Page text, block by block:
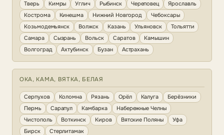
Тверь Кимры Углич Рыбинск Череповец
Ярославль
Кострома
Кинешма Нижний Новгород
Чебоксары
Козьмодемьянск
Волжск Казань Ульяновск
Тольятти
Самара
Сызрань Вольск Саратов
Камышин
Волгоград
Ахтубинск Бузан Астрахань
ОКА, КАМА, ВЯТКА, БЕЛАЯ
Серпухов Коломна Рязань Орёл Калуга
Берёзники
Пермь
Сарапул Камбарка
Набережные Челны
Чистополь
Воткинск Киров Вятские Поляны
Уфа
Бирск
Стерлитамак